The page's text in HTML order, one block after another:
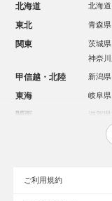
北海道 北海道
東北 青森県
関東 茨城県
神奈
甲信越・北陸 新潟県
東海 岐阜県
関西 滋賀県
鳥取県
ご利用規約